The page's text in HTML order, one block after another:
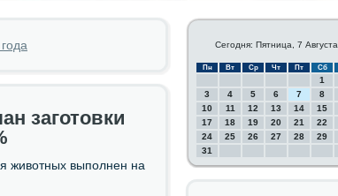
заготовки
животных выпοлнен на
Сегодня: Пятница, 7 Августа
Пн Вт Ср Чт Пт Сб
1
3
4 5 6 7 8
10
11 12 13 14 15
17
18 19 20 21 22
24
25 26 27 28 29
31